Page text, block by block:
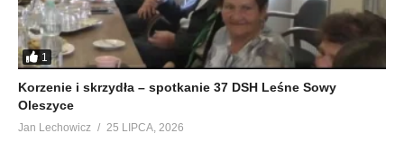
1
Korzenie i skrzydła – spotkanie 37 DSH Leśne Sowy
Oleszyce
Jan Lechowicz 25 LIPCA, 2026